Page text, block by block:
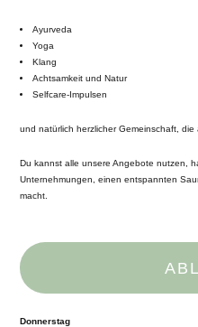
Ayurveda
Yoga
Klang
Achtsamkeit und Natur
Selfcare-Impulsen
und natürlich herzlicher Gemeinschaft,
Du kannst alle unsere Angebote nutzen,
Unternehmungen, einen entspannten
macht.
Donnerstag